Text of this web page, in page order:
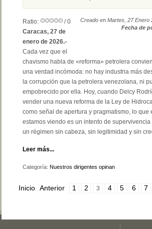
Creado en Martes, 27 Enero
Fecha de
Ratio:
/ 0
Caracas, 27 de
enero de 2026.-
Cada vez que el
chavismo habla de «reforma» petrolera
una verdad incómoda: no hay industria más
la corrupción que la petrolera venezolana, ni
empobrecido por ella. Hoy, cuando Delcy
vender una nueva reforma de la Ley de
como señal de apertura y pragmatismo, lo que
estamos viendo es un intento de supervivencia
un régimen sin cabeza, sin legitimidad y sin
Leer más...
Categoría: Nuestros dirigentes opinan
Inicio Anterior 1 2 3 4 5 6 7